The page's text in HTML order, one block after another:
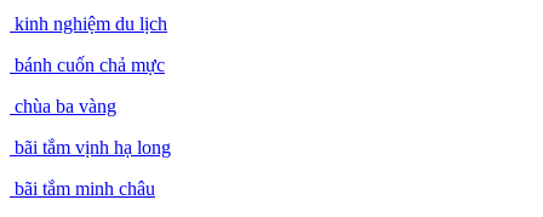
kinh nghiệm du lịch
bánh cuốn chả mực
chùa ba vàng
bãi tắm vịnh hạ long
bãi tắm minh châu